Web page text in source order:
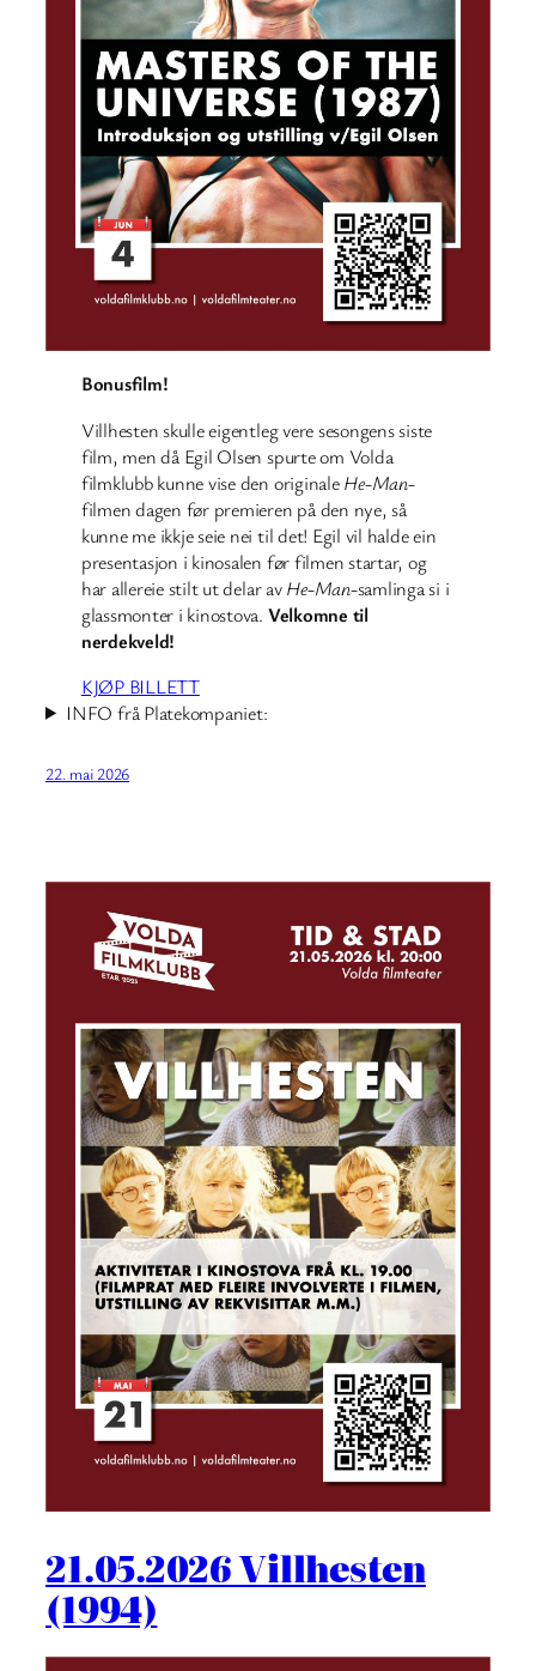
Bonusfilm!
Villhesten skulle eigentleg vere sesongens siste
film, men då Egil Olsen spurte om Volda
filmklubb kunne vise den originaleHe-Man-
filmen dagen før premieren på den nye, så
kunne me ikkje seie nei til det! Egil vil halde ein
presentasjon i kinosalen før filmen startar, og
har allereie stilt ut delar avHe-Man-samlinga si i
glassmonter i kinostova. Velkomne til
nerdekveld!
KJØP BILLETT
INFO frå Platekompaniet:
22. mai 2026
21.05.2026 Villhesten
(1994)